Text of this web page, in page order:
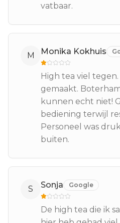
vatbaar.
M Monika Kokhuis
High tea viel
gemaakt.
kunnen echt niet!
bediening terwijl
Personeel was
buiten.
S Sonja Google
De high tea die ik